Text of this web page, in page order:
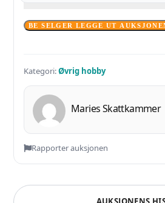
BE SELGER LEGGE UT
Kategori:Øvrig hobby
Maries Skattkammer
Rapporter auksjonen